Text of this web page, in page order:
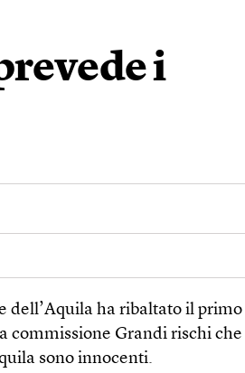
i
dell’Aquila ha ribaltato il primo
commissione Grandi rischi che
sono innocenti.